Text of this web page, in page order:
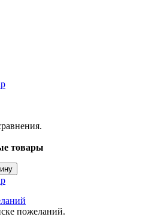
товары
пожеланий.